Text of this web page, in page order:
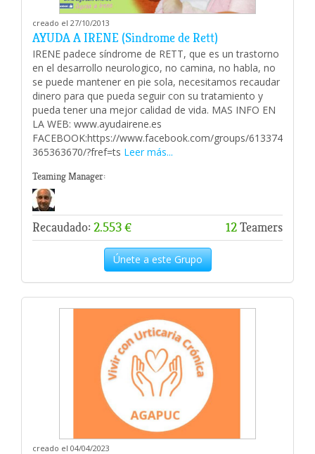
creado el 27/10/2013
AYUDA A IRENE (Sindrome de Rett)
IRENE padece síndrome de RETT, que es un trastorno
en el desarrollo neurologico, no camina, no habla, no
se puede mantener en pie sola, necesitamos recaudar
dinero para que pueda seguir con su tratamiento y
pueda tener una mejor calidad de vida. MAS INFO EN
LA WEB: www.ayudairene.es
FACEBOOK:https://www.facebook.com/groups/613374
365363670/?fref=ts Leer más...
Teaming Manager:
Recaudado: 2.553 € 12Teamers
Únete a este Grupo
creado el 04/04/2023